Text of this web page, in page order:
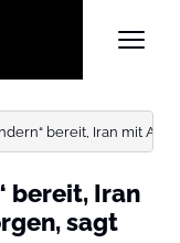
bereit, Iran mit
bereit, Iran
sagt